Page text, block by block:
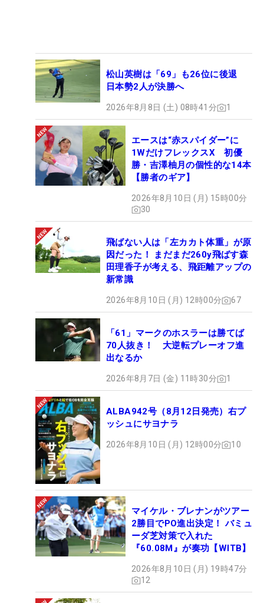
松山英樹は「69」も26位に後退
日本勢2人が決勝へ
2026年8月8日 (土) 08時41分 1
エースは“赤スパイダー”に
1WだけフレックスX 初優
勝・吉澤柚月の個性的な14本
【勝者のギア】
2026年8月10日 (月) 15時00分
30
飛ばない人は「左カカト体重」が原
因だった！ まだまだ260y飛ばす森
田理香子が考える、飛距離アップの
新常識
2026年8月10日 (月) 12時00分 67
「61」マークのホスラーは勝てば
70人抜き！ 大逆転プレーオフ進
出なるか
2026年8月7日 (金) 11時30分 1
ALBA942号（8月12日発売）右プ
ッシュにサヨナラ
2026年8月10日 (月) 12時00分 10
マイケル・ブレナンがツアー
2勝目でPO進出決定！ バミュ
ーダ芝対策で入れた
『60.08M』が奏功【WITB】
2026年8月10日 (月) 19時47分
12